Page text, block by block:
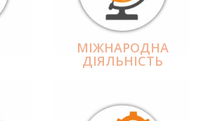
МІЖНАРОДНА
ДІЯЛЬНІCТЬ